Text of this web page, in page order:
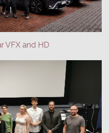
VFX and HD